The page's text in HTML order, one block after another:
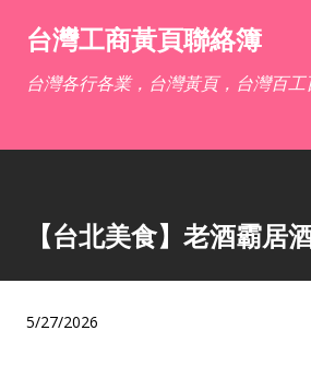
跳到主要內容
台灣工商黃頁聯絡簿
台灣各行各業，台灣黃頁，台灣百工
【台北美食】老酒霸居
5/27/2026